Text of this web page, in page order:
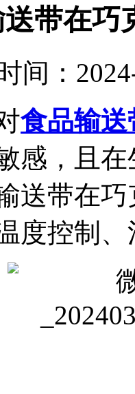
带在巧
间：
食品输送
感，且
送带在
度控制